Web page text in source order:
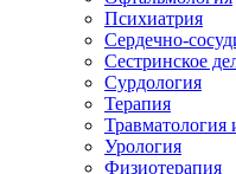
Психиатрия
Сердечно-
Сестринское
Сурдология
Терапия
Травматология
Урология
Физиотерапия